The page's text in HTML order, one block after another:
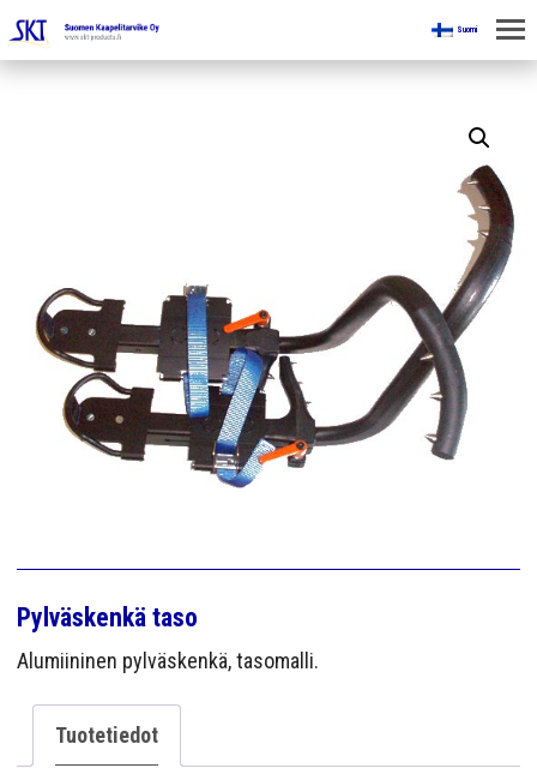
Suomi
KAAPELINKÄSITTELYLAITTEET
JÄNNITETYÖLINJAVARUSTEET
KAIVOSTEOLLISUUDEN LAITTEET
YHTEYS
Pylväskenkä taso
Alumiininen pylväskenkä, tasomalli.
Tuotetiedot